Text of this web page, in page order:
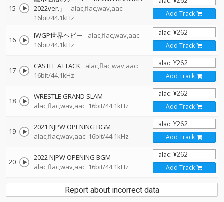
15
2022ver.」
alac,flac,wav,aac:
16bit/44.1kHz
Add Track
16 IWGP世界ヘビー
alac,flac,wav,aac:
16bit/44.1kHz
Add Track
17 CASTLE ATTACK
alac,flac,wav,aac:
16bit/44.1kHz
Add Track
18
WRESTLE GRAND SLAM
alac,flac,wav,aac: 16bit/44.1kHz
Add Track
19
2021 NJPW OPENING BGM
alac,flac,wav,aac: 16bit/44.1kHz
Add Track
20
2022 NJPW OPENING BGM
alac,flac,wav,aac: 16bit/44.1kHz
Add Track
Report about incorrect data